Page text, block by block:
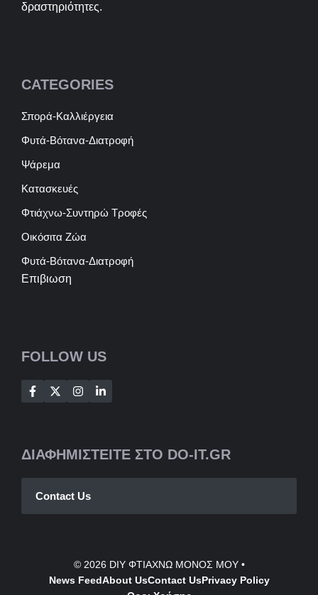
δραστηριότητες.
CATEGORIES
Σπορά-Καλλιέργεια
Φυτά-Βότανα-Διατροφή
Ψάρεμα
Κατασκευές
Φτιάχνω-Συντηρώ Τροφές
Οικόσιτα Ζώα
Φυτά-Βότανα-Διατροφή
Επιβιωση
FOLLOW US
ΔΙΑΦΗΜΙΣΤΕΙΤΕ ΣΤΟ DO-IT.GR
Contact Us
© 2026 DIY ΦΤΙΑΧΝΩ ΜΟΝΟΣ ΜΟΥ•
News FeedAbout UsContactUsPrivacy Policy